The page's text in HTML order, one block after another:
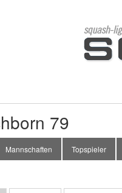
79
Mannschaften Topspieler